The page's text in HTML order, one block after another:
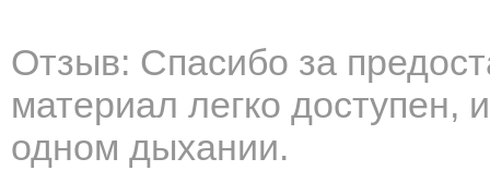
Отзыв: Спасибо за
материал легко доступен,
одном дыхании.